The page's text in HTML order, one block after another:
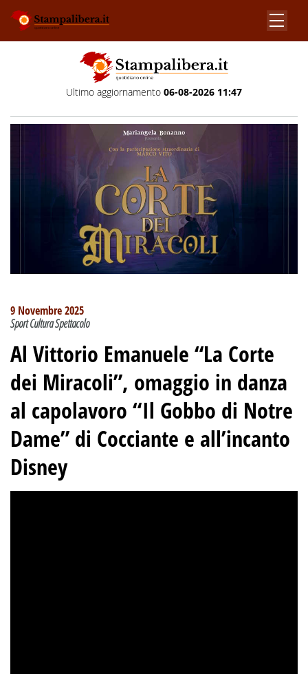
Ultimo aggiornamento 06-08-2026 11:47
9 Novembre 2025
Sport Cultura Spettacolo
Al Vittorio Emanuele “La Corte
dei Miracoli”, omaggio in danza
al capolavoro “Il Gobbo di Notre
Dame” di Cocciante e all’incanto
Disney